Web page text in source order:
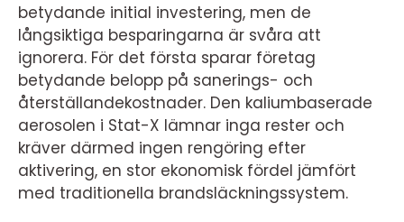
betydande initial investering, men de
långsiktiga besparingarna är svåra att
ignorera. För det första sparar företag
betydande belopp på sanerings- och
återställandekostnader. Den kaliumbaserade
aerosolen i Stat-X lämnar inga rester och
kräver därmed ingen rengöring efter
aktivering, en stor ekonomisk fördel jämfört
med traditionella brandsläckningssystem.